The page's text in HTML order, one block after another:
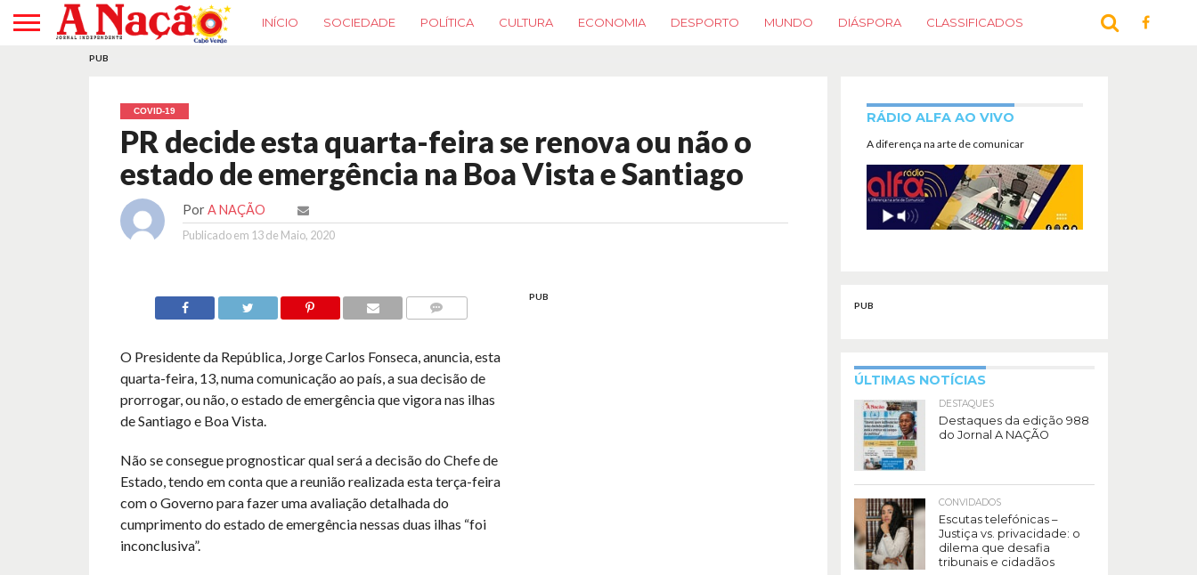
INÍCIO SOCIEDADE POLÍTICA CULTURA ECONOMIA DESPORTO MUNDO DIÁSPORA CLASSIFICADOS
PUB
COVID-19
PR decide esta quarta-feira se renova ou não o
estado de emergência na Boa Vista e Santiago
Por A NAÇÃO
Publicado em 13 de Maio, 2020
O Presidente da República, Jorge Carlos Fonseca, anuncia, esta
quarta-feira, 13, numa comunicação ao país, a sua decisão de
prorrogar, ou não, o estado de emergência que vigora nas ilhas
de Santiago e Boa Vista.
Não se consegue prognosticar qual será a decisão do Chefe de
Estado, tendo em conta que a reunião realizada esta terça-feira
com o Governo para fazer uma avaliação detalhada do
cumprimento do estado de emergência nessas duas ilhas “foi
inconclusiva”.
PUB
RÁDIO ALFA AO VIVO
A diferença na arte de comunicar
PUB
ÚLTIMAS NOTÍCIAS
DESTAQUES
Destaques da edição 988
do Jornal A NAÇÃO
CONVIDADOS
Escutas telefónicas –
Justiça vs. privacidade: o
dilema que desafia
tribunais e cidadãos